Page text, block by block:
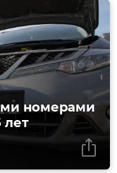
номерами
лет